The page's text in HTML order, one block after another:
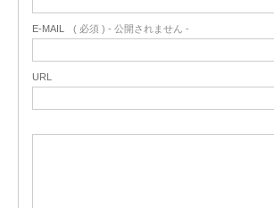
E-MAIL ( 必須 ) - 公開されません -
URL